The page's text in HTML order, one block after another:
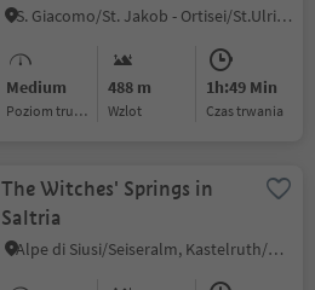
S. Giacomo/St. Jakob - Ortisei/St.Ulrich, Urtijëi/Ortisei, Dolomites Region Val Gardena
Medium
Poziom trudności
488 m
Wzlot
1h:49 Min
czas trwania
The Witches' Springs in
Saltria
Alpe di Siusi/Seiseralm, Kastelruth/Castelrotto, Dolomites Region Seiser Alm